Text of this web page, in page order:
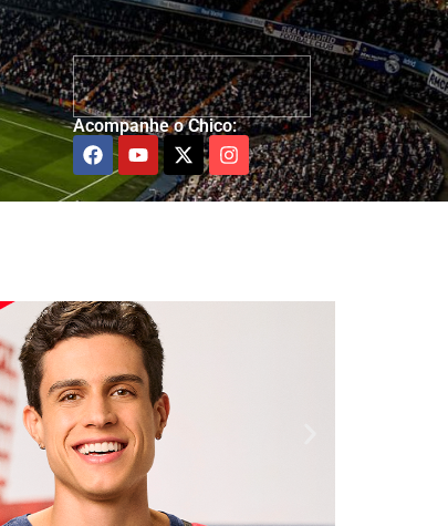
Acompanhe o Chico: